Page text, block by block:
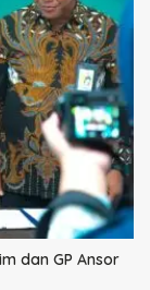
dan GP Ansor